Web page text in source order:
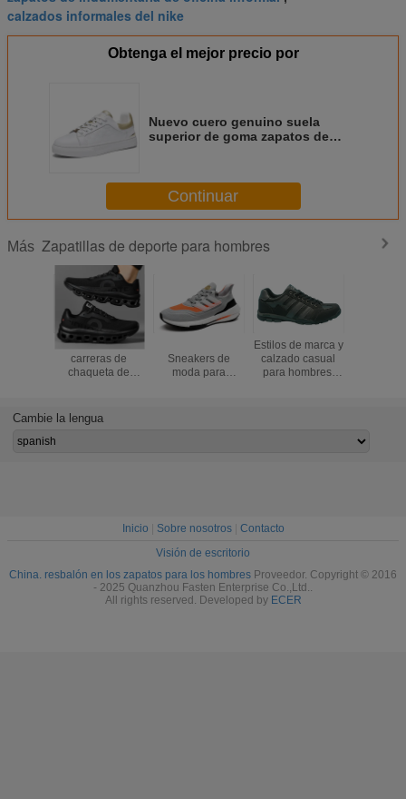
calzados informales del nike
Obtenga el mejor precio por
Nuevo cuero genuino suela
superior de goma zapatos de
de deporte de hombre zapatos de
cuero casual
Continuar
Más Zapatillas de deporte para hombres
Calzado de
carreras de
chaqueta de
hombres Calzado
deportivo para
Sneakers de
moda para
Estilos de marca y
calzado casual
para hombres,
Cambie la lengua
Inicio Sobre nosotros| Contacto
Visión de escritorio
China. resbalón en los zapatos para los hombres Proveedor. Copyright © 2016
- 2025 Quanzhou Fasten Enterprise Co.,Ltd..
All rights reserved. Developed by ECER